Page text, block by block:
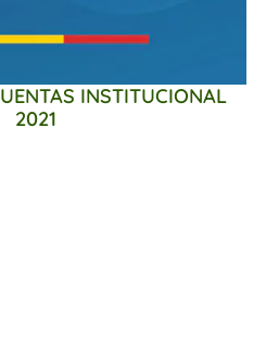
INSTITUCIONAL
2021